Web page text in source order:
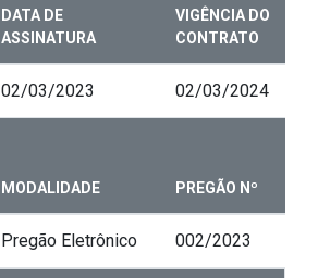
DATA DE
ASSINATURA
VIGÊNCIA DO
CONTRATO
02/03/2023 02/03/2024
MODALIDADE PREGÃO Nº
Pregão Eletrônico 002/2023